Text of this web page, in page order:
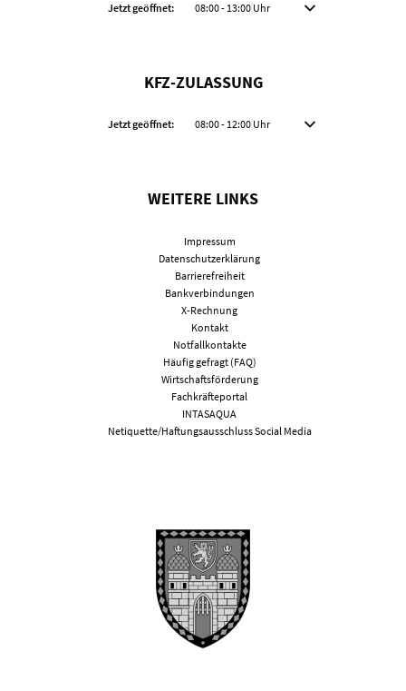
Klicken, um weitere Öffnungs- oder Schließzeiten auszublenden
Jetzt geöffnet: 08:00- 13:00 Uhr Von 08:00 bis 13:00 Uhr
KFZ-ZULASSUNG
Klicken, um weitere Öffnungs- oder Schließzeiten auszublenden
Jetzt geöffnet: 08:00- 12:00 Uhr Von 08:00 bis 12:00 Uhr
WEITERE LINKS
Impressum
Datenschutzerklärung
Barrierefreiheit
Bankverbindungen
X-Rechnung
Kontakt
Notfallkontakte
Häufig gefragt (FAQ)
Wirtschaftsförderung
Fachkräfteportal
INTASAQUA
Netiquette/Haftungsausschluss Social Media